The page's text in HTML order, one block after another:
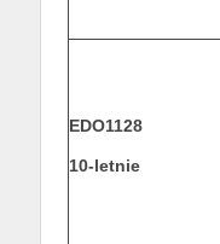
EDO1128
10-letnie